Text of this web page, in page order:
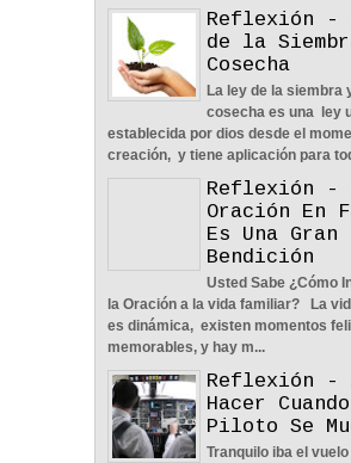
POLÍTICA DE
2023 0
La Amistad y el
Reflexión
04 Jun 2022 0
Reflexión -
de la
Cosecha
La ley de la siembra
cosecha es una ley
establecida por dios desde el
creación, y tiene aplicación para
Reflexión -
Oración En
Es Una Gran
Bendición
Usted Sabe ¿Cómo
la Oración a la vida familiar? La
es dinámica, existen momentos
memorables, y hay m...
Reflexión -
Hacer
Piloto Se
Tranquilo iba el vuelo